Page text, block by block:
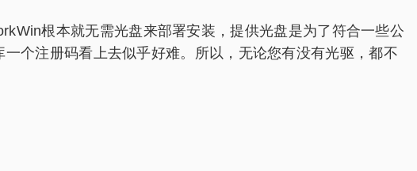
根本就无需光盘来部署安装，提供光盘是为了符合一些公
个注册码看上去似乎好难。所以，无论您有没有光驱，都不